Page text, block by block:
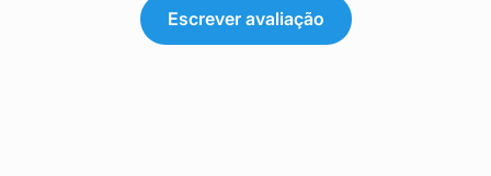
Escrever avaliação